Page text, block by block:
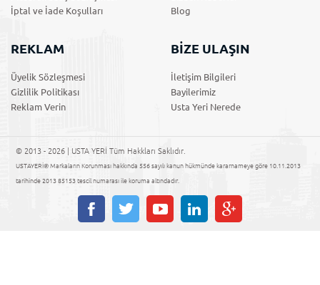
İptal ve İade Koşulları
Blog
REKLAM
Üyelik Sözleşmesi
Gizlilik Politikası
Reklam Verin
BİZE ULAŞIN
İletişim Bilgileri
Bayilerimiz
Usta Yeri Nerede
© 2013 - 2026 | USTA YERİ Tüm Hakkları Saklıdır.
USTAYERİ® Markaların Korunması hakkında 556 sayılı kanun hükmünde kararnameye göre 10.11.2013
tarihinde 2013 85153 tescil numarası ile koruma altındadır.